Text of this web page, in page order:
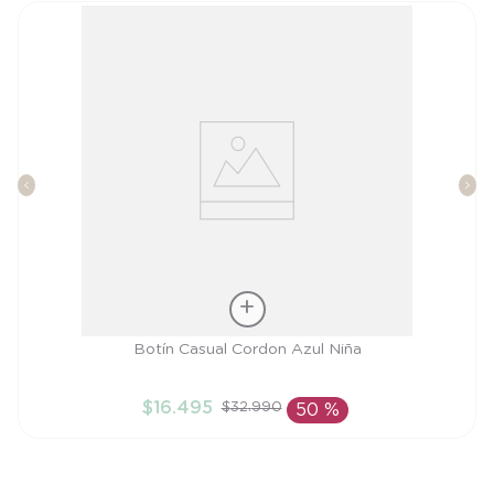
AÑADIR AL CARRITO
Botín Casual Cordon Azul Niña
$16.495 $32.990 50 %